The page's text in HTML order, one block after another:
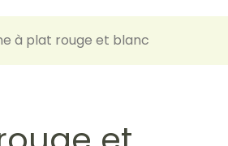
à plat rouge et blanc